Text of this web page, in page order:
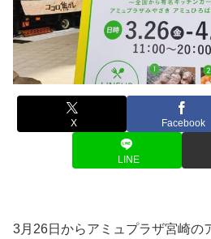
X Facebook
LINE
3月26日からアミュプラザ宮崎の